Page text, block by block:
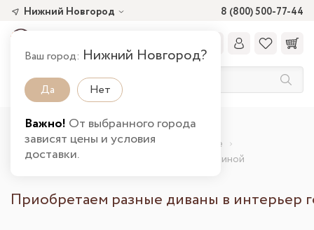
8 (800) 500-77-44
Нижний Новгород
Ваш город: Нижний Новгород?
Да Нет
Важно! От выбранного города
зависят цены и условия
доставки.
Главная О компании
Статьи
Полезные материалы для категории Гостиные
Приобретаем разные диваны в интерьер гостиной
Приобретаем разные диваны в интерьер